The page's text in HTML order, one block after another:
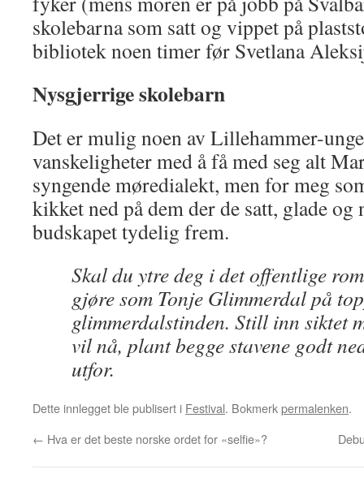
skolebarna som satt og vippet på
bibliotek noen timer før Svetlana
Nysgjerrige skolebarn
Det er mulig noen av Lillehammer-
vanskeligheter med å få med seg alt
syngende møredialekt, men for meg
kikket ned på dem der de satt, glade
budskapet tydelig frem.
Skal du ytre deg i det offentlige
gjøre som Tonje Glimmerdal på
glimmerdalstinden. Still inn siktet
vil nå, plant begge stavene godt
utfor.
Dette innlegget ble publisert i Festival. Bokmerkpermalenken.
← Hva er det beste norske ordet for «selfie»?